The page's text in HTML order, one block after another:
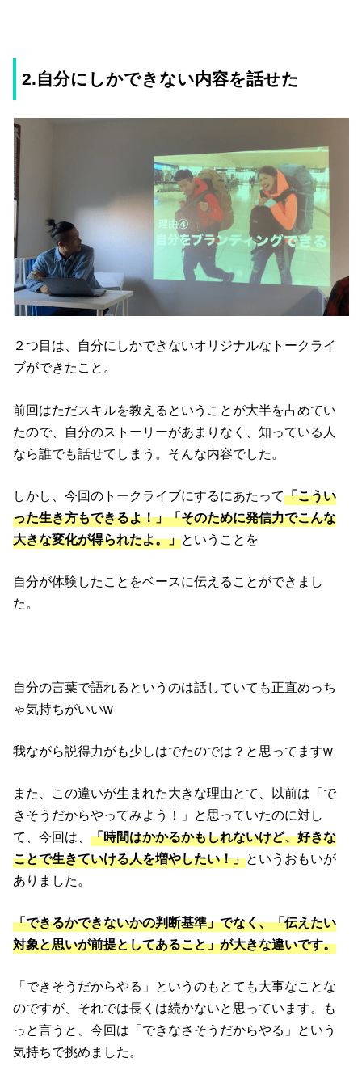
2.自分にしかできない内容を話せた
２つ目は、自分にしかできないオリジナルなトークライ
ブができたこと。
前回はただスキルを教えるということが大半を占めてい
たので、自分のストーリーがあまりなく、知っている人
なら誰でも話せてしまう。そんな内容でした。
しかし、今回のトークライブにするにあたって「こうい
った生き方もできるよ！」「そのために発信力でこんな
大きな変化が得られたよ。」ということを
自分が体験したことをベースに伝えることができまし
た。
自分の言葉で語れるというのは話していても正直めっち
ゃ気持ちがいいw
我ながら説得力がも少しはでたのでは？と思ってますw
また、この違いが生まれた大きな理由とて、以前は「で
きそうだからやってみよう！」と思っていたのに対し
て、今回は、「時間はかかるかもしれないけど、好きな
ことで生きていける人を増やしたい！」というおもいが
ありました。
「できるかできないかの判断基準」でなく、「伝えたい
対象と思いが前提としてあること」が大きな違いです。
「できそうだからやる」というのもとても大事なことな
のですが、それでは長くは続かないと思っています。も
っと言うと、今回は「できなさそうだからやる」という
気持ちで挑めました。